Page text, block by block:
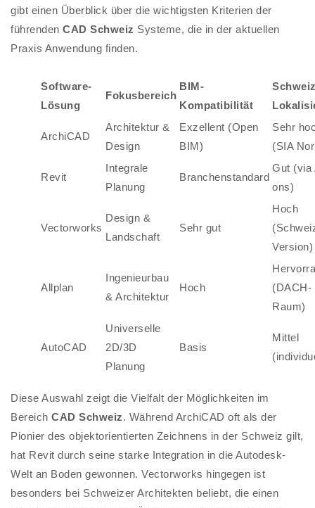
gibt einen Überblick über die wichtigsten Kriterien der
führenden CAD Schweiz Systeme, die in der aktuellen
Praxis Anwendung finden.
Software-
Lösung
Fokusbereich
BIM-
Kompatibilität
ArchiCAD
Architektur &
Design
Exzellent (Open
BIM)
Sehr
(SIA
Revit
Integrale
Planung
Branchenstandard
Gut (via
ons)
Vectorworks
Design &
Landschaft
Sehr gut
Hoch
Version)
Allplan
Ingenieurbau
& Architektur
Hoch
(DACH-
Raum)
AutoCAD
Universelle
2D/3D
Planung
Basis
Mittel
Diese Auswahl zeigt die Vielfalt der Möglichkeiten im
Bereich CAD Schweiz. Während ArchiCAD oft als der
Pionier des objektorientierten Zeichnens in der Schweiz gilt,
hat Revit durch seine starke Integration in die Autodesk-
Welt an Boden gewonnen. Vectorworks hingegen ist
besonders bei Schweizer Architekten beliebt, die einen